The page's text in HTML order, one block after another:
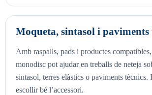
Moqueta, sintasol i paviments
Amb raspalls, pads i productes
monodisc pot ajudar en treballs de neteja
sintasol, terres elàstics o paviments tècnics.
escollir bé l’accessori.